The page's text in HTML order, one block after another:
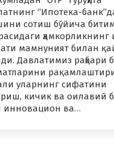
“Ипотека-
сотиш бўйича
ҳамкорликнинг
мамнуният билан
Давлатимиз раҳбари
уларнинг сифатини
кичик ва оилавий
инновацион ва…